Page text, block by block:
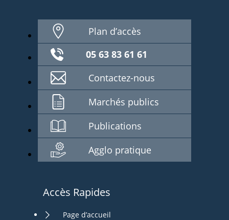
Plan d’accès
05 63 83 61 61
Contactez-nous
Marchés publics
Publications
Agglo pratique
Accès Rapides
Page d’accueil